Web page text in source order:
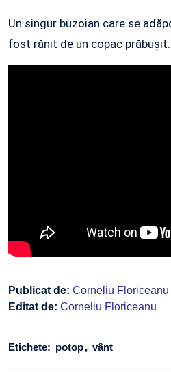
Un singur buzoian care se
fost rănit de un copac prăbușit.
Publicat de: Corneliu Floriceanu
Editat de: Corneliu Floriceanu
Etichete: potop vânt